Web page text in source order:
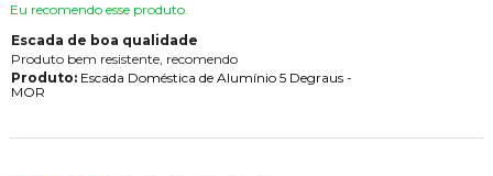
Eu recomendo esse produto.
Escada de boa qualidade
Produto bem resistente, recomendo
Produto:Escada Doméstica de Alumínio 5 Degraus -
MOR